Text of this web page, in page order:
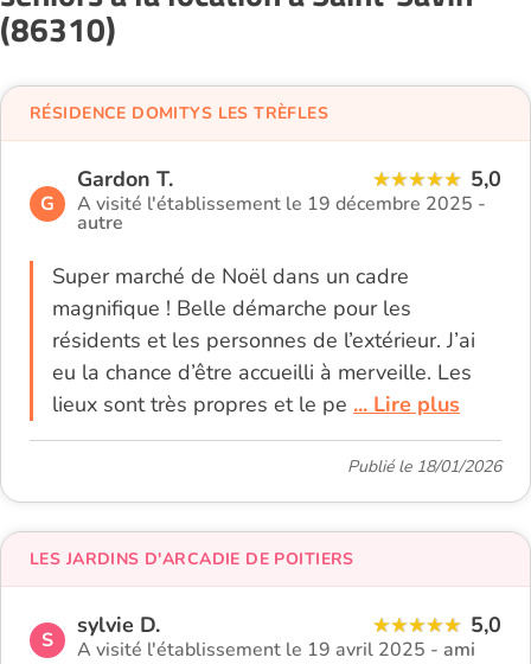
(86310)
G
Gardon T. 5,0
A visité l'établissement le 19 décembre 2025 -
autre
Super marché de Noël dans un cadre
magnifique ! Belle démarche pour les
résidents et les personnes de l’extérieur. J’ai
eu la chance d’être accueilli à merveille. Les
lieux sont très propres et le pe ... Lire plus
RÉSIDENCE DOMITYS LES TRÈFLES
Publié le 18/01/2026
S
sylvie D. 5,0
A visité l'établissement le 19 avril 2025 - ami
LES JARDINS D'ARCADIE DE POITIERS